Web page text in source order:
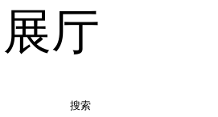
厅
搜索